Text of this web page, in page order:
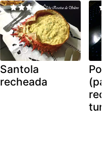
Santola
recheada